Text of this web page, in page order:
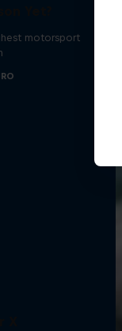
motorsport